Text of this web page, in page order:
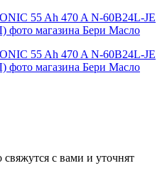
с вами и уточнят